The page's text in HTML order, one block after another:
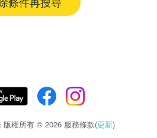
版權所有 © 2026 服務條款(更新)